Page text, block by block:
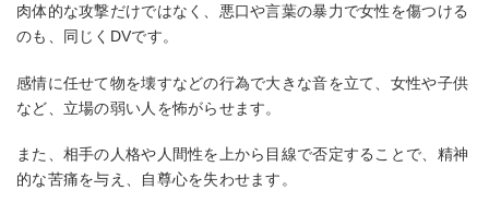
肉体的な攻撃だけではなく、悪口や言葉の暴力で女性を傷つける
のも、同じくDVです。
感情に任せて物を壊すなどの行為で大きな音を立て、女性や子供
など、立場の弱い人を怖がらせます。
また、相手の人格や人間性を上から目線で否定することで、精神
的な苦痛を与え、自尊心を失わせます。